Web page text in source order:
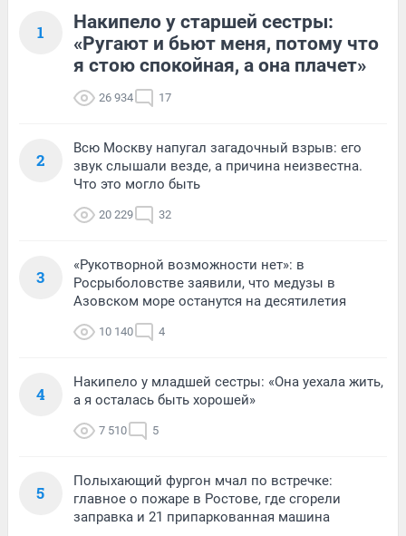
1
Накипело у старшей сестры:
«Ругают и бьют меня, потому что
я стою спокойная, а она плачет»
26 934 17
2
Всю Москву напугал загадочный взрыв: его
звук слышали везде, а причина неизвестна.
Что это могло быть
20 229 32
3
«Рукотворной возможности нет»: в
Росрыболовстве заявили, что медузы в
Азовском море останутся на десятилетия
10 140 4
4
Накипело у младшей сестры: «Она уехала жить,
а я осталась быть хорошей»
7 510 5
5
Полыхающий фургон мчал по встречке:
главное о пожаре в Ростове, где сгорели
заправка и 21 припаркованная машина